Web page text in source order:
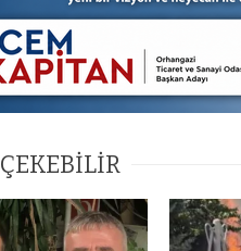
ÇEKEBİLİR